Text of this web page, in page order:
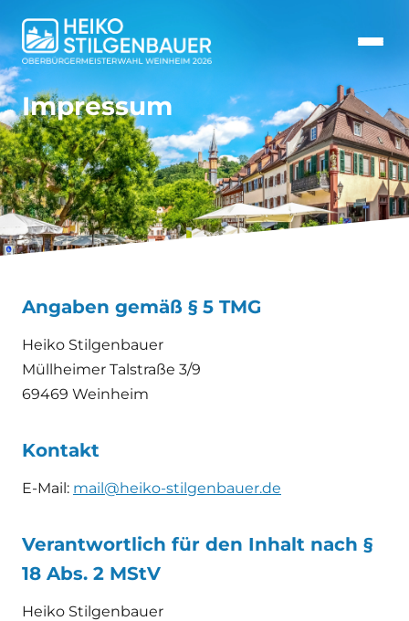
Impressum
Angaben gemäß § 5 TMG
Heiko Stilgenbauer
Müllheimer Talstraße 3/9
69469 Weinheim
Kontakt
E-Mail: mail@heiko-stilgenbauer.de
Verantwortlich für den Inhalt nach §
18 Abs. 2 MStV
Heiko Stilgenbauer